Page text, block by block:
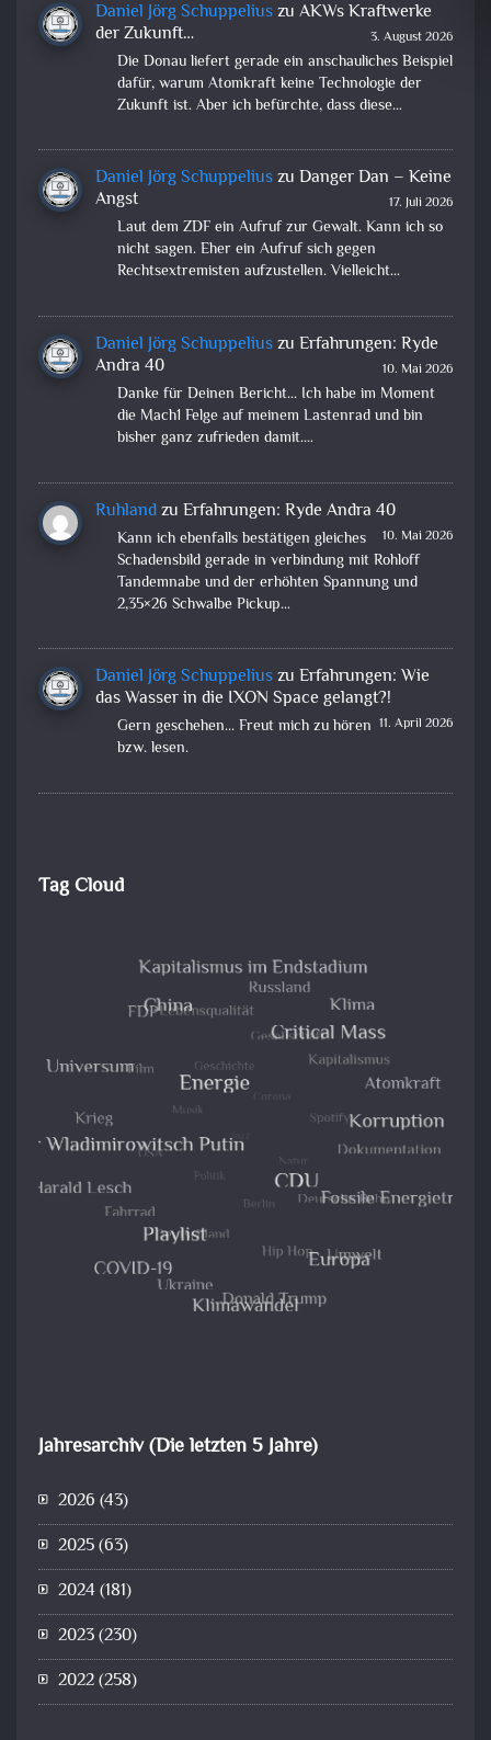
Daniel Jörg Schuppeliuszu AKWs Kraftwerke
der Zukunft…
3. August 2026
Die Donau liefert gerade ein anschauliches Beispiel
dafür, warum Atomkraft keine Technologie der
Zukunft ist. Aber ich befürchte, dass diese…
Daniel Jörg Schuppeliuszu Danger Dan – Keine
Angst
17. Juli 2026
Laut dem ZDF ein Aufruf zur Gewalt. Kann ich so
nicht sagen. Eher ein Aufruf sich gegen
Rechtsextremisten aufzustellen. Vielleicht…
Daniel Jörg Schuppeliuszu Erfahrungen: Ryde
Andra 40
10. Mai 2026
Danke für Deinen Bericht... Ich habe im Moment
die Mach1 Felge auf meinem Lastenrad und bin
bisher ganz zufrieden damit.…
Ruhlandzu Erfahrungen: Ryde Andra 40
10. Mai 2026
Kann ich ebenfalls bestätigen gleiches
Schadensbild gerade in verbindung mit Rohloff
Tandemnabe und der erhöhten Spannung und
2,35×26 Schwalbe Pickup…
Daniel Jörg Schuppeliuszu Erfahrungen: Wie
das Wasser in die IXON Space gelangt?!
11. April 2026
Gern geschehen... Freut mich zu hören
bzw. lesen.
Tag Cloud
Jahresarchiv (Die letzten 5 Jahre)
2026 (43)
2025(63)
2024(181)
2023(230)
2022(258)